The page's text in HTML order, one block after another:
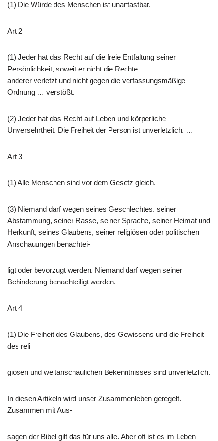
(1) Die Würde des Menschen ist unantastbar.
Art 2
(1) Jeder hat das Recht auf die freie Entfaltung seiner
Persönlichkeit, soweit er nicht die Rechte
anderer verletzt und nicht gegen die verfassungsmäßige
Ordnung … verstößt.
(2) Jeder hat das Recht auf Leben und körperliche
Unversehrtheit. Die Freiheit der Person ist unverletzlich. …
Art 3
(1) Alle Menschen sind vor dem Gesetz gleich.
(3) Niemand darf wegen seines Geschlechtes, seiner
Abstammung, seiner Rasse, seiner Sprache, seiner Heimat und
Herkunft, seines Glaubens, seiner religiösen oder politischen
Anschauungen benachtei-
ligt oder bevorzugt werden. Niemand darf wegen seiner
Behinderung benachteiligt werden.
Art 4
(1) Die Freiheit des Glaubens, des Gewissens und die Freiheit
des reli
giösen und weltanschaulichen Bekenntnisses sind unverletzlich.
In diesen Artikeln wird unser Zusammenleben geregelt.
Zusammen mit Aus-
sagen der Bibel gilt das für uns alle. Aber oft ist es im Leben